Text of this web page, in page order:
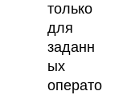
только
для
заданн
ых
операто